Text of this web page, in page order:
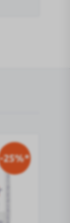
-25%*